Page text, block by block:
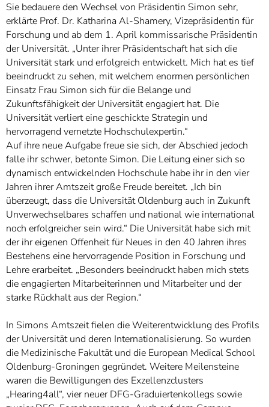
Sie bedauere den Wechsel von Präsidentin Simon sehr,
erklärte Prof. Dr. Katharina Al-Shamery, Vizepräsidentin für
Forschung und ab dem 1. April kommissarische Präsidentin
der Universität. „Unter ihrer Präsidentschaft hat sich die
Universität stark und erfolgreich entwickelt. Mich hat es tief
beeindruckt zu sehen, mit welchem enormen persönlichen
Einsatz Frau Simon sich für die Belange und
Zukunftsfähigkeit der Universität engagiert hat. Die
Universität verliert eine geschickte Strategin und
hervorragend vernetzte Hochschulexpertin.“
Auf ihre neue Aufgabe freue sie sich, der Abschied jedoch
falle ihr schwer, betonte Simon. Die Leitung einer sich so
dynamisch entwickelnden Hochschule habe ihr in den vier
Jahren ihrer Amtszeit große Freude bereitet. „Ich bin
überzeugt, dass die Universität Oldenburg auch in Zukunft
Unverwechselbares schaffen und national wie international
noch erfolgreicher sein wird.“ Die Universität habe sich mit
der ihr eigenen Offenheit für Neues in den 40 Jahren ihres
Bestehens eine hervorragende Position in Forschung und
Lehre erarbeitet. „Besonders beeindruckt haben mich stets
die engagierten Mitarbeiterinnen und Mitarbeiter und der
starke Rückhalt aus der Region.“
In Simons Amtszeit fielen die Weiterentwicklung des Profils
der Universität und deren Internationalisierung. So wurden
die Medizinische Fakultät und die European Medical School
Oldenburg-Groningen gegründet. Weitere Meilensteine
waren die Bewilligungen des Exzellenzclusters
„Hearing4all“, vier neuer DFG-Graduiertenkollegs sowie